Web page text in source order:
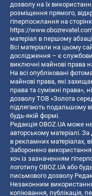
дозволу на їх
розміщення прямого,
гіперпосилання на
https://
матеріал в першому
Всі матеріали на цьому
дослідження – є
виключні майнові права
На всі опубліковані
майнові права, які
права та суміжні права»,
дозволу ТОВ «Золота
підлягають подальшому
будь-якій формі.
Редакція OBOZ.UA може
авторському матеріалі. За
в рекламних матеріалах,
Заборонено використання
хоч із зазначенням
логотипу OBOZ.UA або
письмового дозволу
Незаконним
копiювання, публiкацiя,